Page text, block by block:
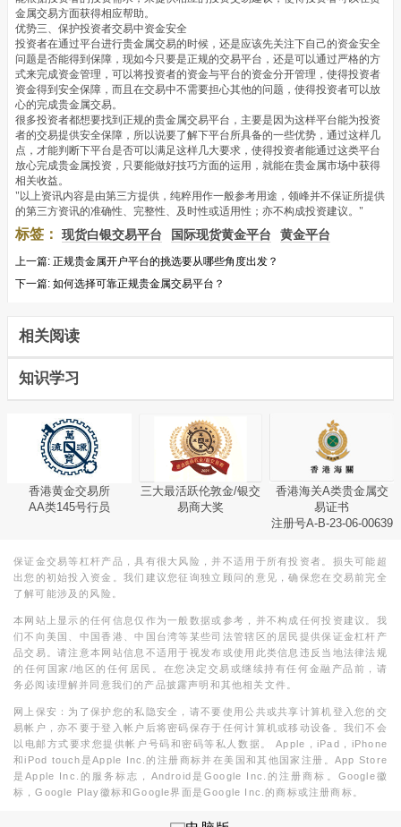
金属交易方面获得相应帮助。
优势三、保护投资者交易中资金安全
投资者在通过平台进行贵金属交易的时候，还是应该先关注下自己的资金安全
问题是否能得到保障，现如今只要是正规的交易平台，还是可以通过严格的方
式来完成资金管理，可以将投资者的资金与平台的资金分开管理，使得投资者
资金得到安全保障，而且在交易中不需要担心其他的问题，使得投资者可以放
心的完成贵金属交易。
很多投资者都想要找到正规的贵金属交易平台，主要是因为这样平台能为投资
者的交易提供安全保障，所以说要了解下平台所具备的一些优势，通过这样几
点，才能判断下平台是否可以满足这样几大要求，使得投资者能通过这类平台
放心完成贵金属投资，只要能做好技巧方面的运用，就能在贵金属市场中获得
相关收益。
"以上资讯内容是由第三方提供，纯粹用作一般参考用途，领峰并不保证所提供
的第三方资讯的准确性、完整性、及时性或适用性；亦不构成投资建议。"
标签： 现货白银交易平台 国际现货黄金平台 黄金平台
上一篇: 正规贵金属开户平台的挑选要从哪些角度出发？
下一篇: 如何选择可靠正规贵金属交易平台？
相关阅读
知识学习
香港黄金交易所
AA类145号行员
三大最活跃伦敦金/银交
易商大奖
香港海关A类贵金属交
易证书
注册号A-B-23-06-00639
保证金交易等杠杆产品，具有很大风险，并不适用于所有投资者。损失可能超
出您的初始投入资金。我们建议您征询独立顾问的意见，确保您在交易前完全
了解可能涉及的风险。
本网站上显示的任何信息仅作为一般数据或参考，并不构成任何投资建议。我
们不向美国、中国香港、中国台湾等某些司法管辖区的居民提供保证金杠杆产
品交易。请注意本网站信息不适用于视发布或使用此类信息违反当地法律法规
的任何国家/地区的任何居民。在您决定交易或继续持有任何金融产品前，请
务必阅读理解并同意我们的产品披露声明和其他相关文件。
网上保安：为了保护您的私隐安全，请不要使用公共或共享计算机登入您的交
易帐户，亦不要于登入帐户后将密码保存于任何计算机或移动设备。我们不会
以电邮方式要求您提供帐户号码和密码等私人数据。 Apple，iPad，iPhone
和iPod touch是Apple Inc.的注册商标并在美国和其他国家注册。App Store
是Apple Inc.的服务标志，Android是Google Inc.的注册商标。Google徽
标，Google Play徽标和Google界面是Google Inc.的商标或注册商标。